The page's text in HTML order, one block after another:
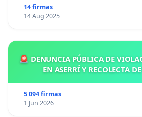
14 firmas
14 Aug 2025
🚨 DENUNCIA PÚBLICA DE
EN ASERRÍ Y RECOLECTA
5 094 firmas
1 Jun 2026